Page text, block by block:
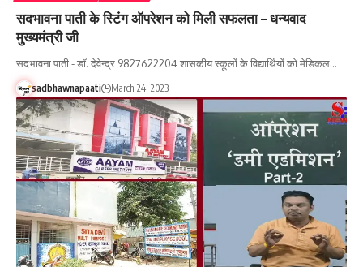
सदभावना पाती के स्टिंग ऑपरेशन को मिली सफलता – धन्यवाद
मुख्यमंत्री जी
सदभावना पाती - डॉ. देवेन्द्र 9827622204 शासकीय स्कूलों के विद्यार्थियों को मेडिकल…
sadbhawnapaati March 24, 2023